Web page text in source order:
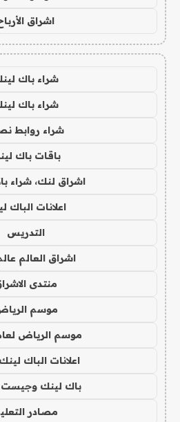
اشراق
شراء باك
شراء باك
شراء روابط
باقات باك
اشراق لنك، شراء
اعلانات الباك
التدريس
اشراق العالم
منتدى
موسم
موسم الرياض لعام
اعلانات الباك لينك
باك لينك
مصادر